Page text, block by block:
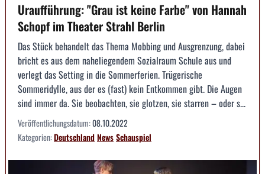
Uraufführung: "Grau ist keine Farbe" von Hannah
Schopf im Theater Strahl­ Berlin
Das Stück behandelt das Thema Mobbing und Ausgrenzung, dabei
bricht es aus dem naheliegendem Sozialraum Schule aus und
verlegt das Setting in die Sommerferien. Trügerische
Sommeridylle, aus der es (fast) kein Entkommen gibt. Die Augen
sind immer da. Sie beobachten, sie glotzen, sie starren – oder s...
Veröffentlichungsdatum:08.10.2022
Kategorien:DeutschlandNewsSchauspiel